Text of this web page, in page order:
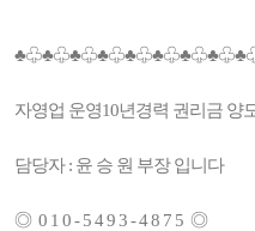
자영업 운영10년경력 권리금 양
담당자 : 윤 승 원 부장 입니다
◎ 0 1 0 - 5 4 9 3 - 4 8 7 5 ◎